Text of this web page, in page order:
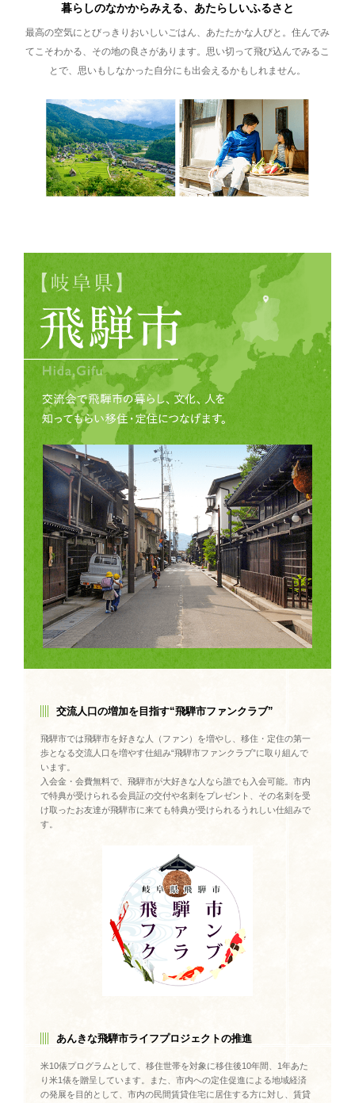
暮らしのなかからみえる、あたらしいふるさと
最高の空気にとびっきりおいしいごはん、あたたかな人びと。住んでみ
てこそわかる、その地の良さがあります。思い切って飛び込んでみるこ
とで、思いもしなかった自分にも出会えるかもしれません。
交流人口の増加を目指す“飛騨市ファンクラブ”
飛騨市では飛騨市を好きな人（ファン）を増やし、移住・定住の第一
歩となる交流人口を増やす仕組み“飛騨市ファンクラブ”に取り組んで
います。
入会金・会費無料で、飛騨市が大好きな人なら誰でも入会可能。市内
で特典が受けられる会員証の交付や名刺をプレゼント、その名刺を受
け取ったお友達が飛騨市に来ても特典が受けられるうれしい仕組みで
す。
あんきな飛騨市ライフプロジェクトの推進
米10俵プログラムとして、移住世帯を対象に移住後10年間、1年あた
り米1俵を贈呈しています。また、市内への定住促進による地域経済
の発展を目的として、市内の民間賃貸住宅に居住する方に対し、賃貸